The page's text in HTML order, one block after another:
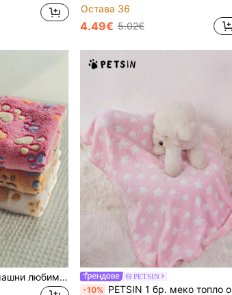
Остава 36
4.49€ 5.02€
1 бр. Одеяло за домашни любимци с отпечатък на лапа, подходящо за малки/средни котки и кучета, тънка подложка за спане на домашни любимци от коралово руно, употреба през целия сезон PETSIN
-10% PETSIN 1 бр. меко топло одеяло за домашни любимци със сладък бял звезден принт на розов фон, подходящо за котки и кучета